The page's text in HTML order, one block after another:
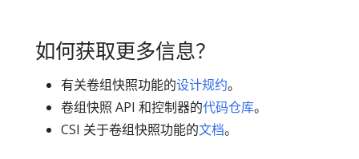
如何获取更多信息？
有关卷组快照功能的设计规约。
卷组快照 API 和控制器的代码仓库。
CSI 关于卷组快照功能的文档。